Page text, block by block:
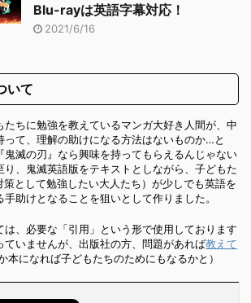
Blu-rayは英語字幕対応！
2021/6/16
いて
たちに勉強を教えているマンガ大好き人間が、中
って、理解の助けになる方法はないものか…と
鬼滅の刃』なら興味を持ってもらえるんじゃない
り、鬼滅英語版をテキストとしながら、子どもた
策として勉強したい大人たち）が少しでも英語を
助けとなることを狙いとして作りました。
は、必要な「引用」という形で使用しております
ていませんが、出版社の方、問題があれば教えて
本になれば子どもたちのためにもなるかと）